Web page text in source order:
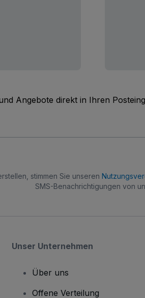
Angebote direkt in Ihren
stimmen Sie unseren
SMS-Benachrichtigungen von
Unser Unternehmen
Über uns
Offene Verteilung